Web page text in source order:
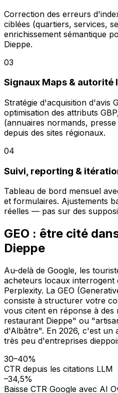
Correction des erreurs
ciblées (quartiers, services,
enrichissement sémantique
Dieppe.
03
Signaux Maps & autorité
Stratégie d'acquisition d'avis
optimisation des attributs
(annuaires normands,
depuis des sites régionaux.
04
Suivi, reporting &
Tableau de bord mensuel
et formulaires. Ajustements
réelles — pas sur des
GEO : être cité
Dieppe
Au-delà de Google, les
acheteurs locaux interrogent
Perplexity. La GEO
consiste à structurer votre
vous citent en réponse à
restaurant Dieppe" ou
d'Albâtre". En 2026, c'est un
très peu d'entreprises
30–40%
CTR depuis les citations LLM
–34,5%
Baisse CTR Google avec AI